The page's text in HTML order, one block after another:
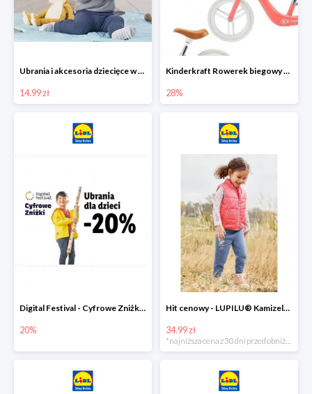
Ubrania i akcesoria dziecięce w Lidlu Online od 14,99 zł
14.99 zł
Kinderkraft Rowerek biegowy Fly
28%
Digital Festival - Cyfrowe Zniżki Ubrania dla dzieci w Lidlu -20%
20%
Hit cenowy - LUPILU® Kamizelka pikowana dziewczęca
34.99 zł